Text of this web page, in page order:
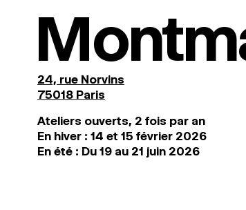
24, rue Norvins
75018 Paris
Ateliers ouverts, 2 fois par an
En hiver : 14 et 15 février 2026
En été : Du 19 au 21 juin 2026